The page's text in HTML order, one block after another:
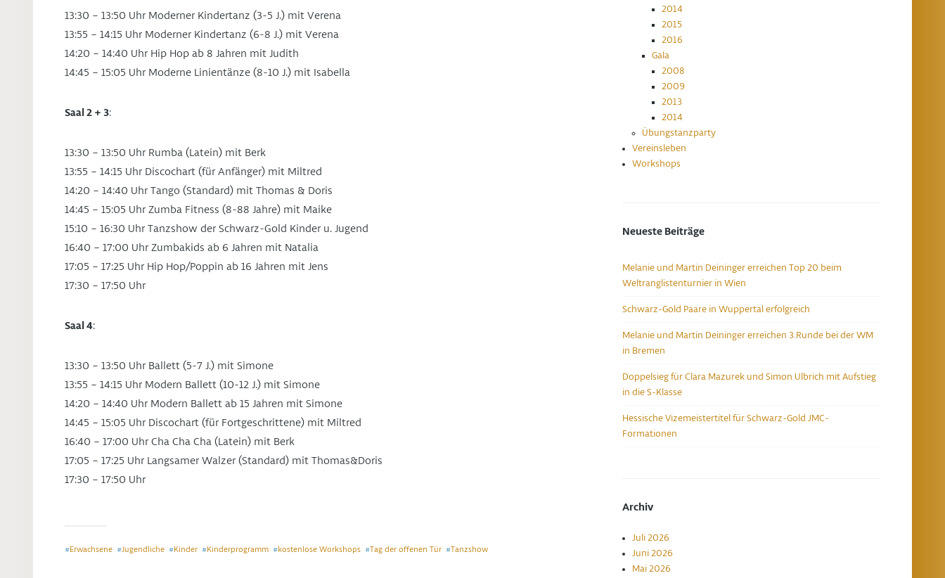
13:30 – 13:50 Uhr Moderner Kindertanz (3-5 J.) mit Verena
13:55 – 14:15 Uhr Moderner Kindertanz (6-8 J.) mit Verena
14:20 – 14:40 Uhr Hip Hop ab 8 Jahren mit Judith
14:45 – 15:05 Uhr Moderne Linientänze (8-10 J.) mit Isabella
Saal 2 + 3:
13:30 – 13:50 Uhr Rumba (Latein) mit Berk
13:55 – 14:15 Uhr Discochart (für Anfänger) mit Miltred
14:20 – 14:40 Uhr Tango (Standard) mit Thomas & Doris
14:45 – 15:05 Uhr Zumba Fitness (8-88 Jahre) mit Maike
15:10 – 16:30 Uhr Tanzshow der Schwarz-Gold Kinder u. Jugend
16:40 – 17:00 Uhr Zumbakids ab 6 Jahren mit Natalia
17:05 – 17:25 Uhr Hip Hop/Poppin ab 16 Jahren mit Jens
17:30 – 17:50 Uhr
Saal 4:
13:30 – 13:50 Uhr Ballett (5-7 J.) mit Simone
13:55 – 14:15 Uhr Modern Ballett (10-12 J.) mit Simone
14:20 – 14:40 Uhr Modern Ballett ab 15 Jahren mit Simone
14:45 – 15:05 Uhr Discochart (für Fortgeschrittene) mit Miltred
16:40 – 17:00 Uhr Cha Cha Cha (Latein) mit Berk
17:05 – 17:25 Uhr Langsamer Walzer (Standard) mit Thomas&Doris
17:30 – 17:50 Uhr
#Erwachsene #Jugendliche #Kinder #Kinderprogramm # kostenlose Workshops #Tag der offenen Tür #Tanzshow
2014
2015
2016
Gala
2008
2009
2013
2014
Übungstanzparty
Vereinsleben
Workshops
Neueste Beiträge
Melanie und Martin Deininger erreichen Top 20 beim
Weltranglistenturnier in Wien
Schwarz-Gold Paare in Wuppertal erfolgreich
Melanie und Martin Deininger erreichen 3.Runde bei der WM
in Bremen
Doppelsieg für Clara Mazurek und Simon Ulbrich mit Aufstieg
in die S-Klasse
Hessische Vizemeistertitel für Schwarz-Gold JMC-
Formationen
Archiv
Juli 2026
Juni 2026
Mai 2026